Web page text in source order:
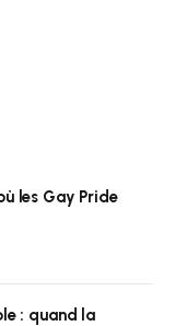
les Gay Pride
: quand la